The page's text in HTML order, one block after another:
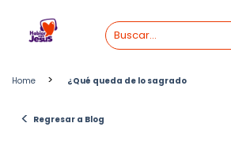
content
Home > ¿Qué queda de lo sagrado
< Regresar a Blog